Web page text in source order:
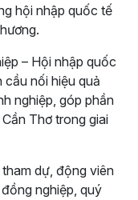
hội nhập quốc tế
– Hội nhập quốc
cầu nối hiệu quả
nghiệp, góp phần
Thơ trong giai
dự, động viên
nghiệp, quý